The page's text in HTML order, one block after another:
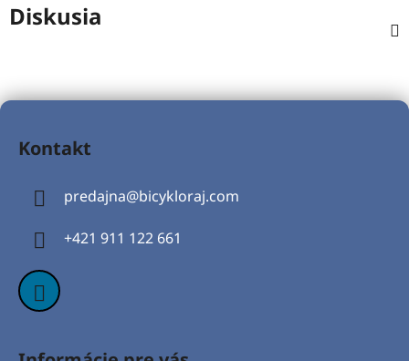
Diskusia
Z
Kontakt
predajna@bicykloraj.com
+421 911 122 661